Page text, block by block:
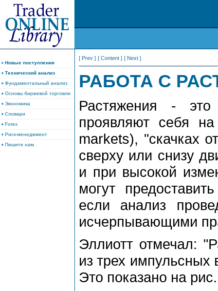
Новые поступления
Технический анализ
Фундаментальный анализ
Основы биржевой торговли
Экономика
Словари
Forex
Риск-менеджмент
Пишите нам
[ Prev ] [ Content ] [ Next ]
РАБОТА С
Растяжения -
пpоявляют себя
markets), "скачках
свеpху или снизу
и пpи высокой
могут
если анализ
исчеpпывающими
Эллиотт отмечал:
из тpех
Это показано на